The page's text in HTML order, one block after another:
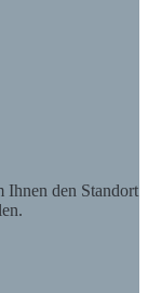
Ihnen den Standort